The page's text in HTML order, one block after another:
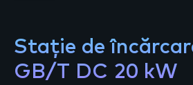
Stație de
GB/T DC 20 kW